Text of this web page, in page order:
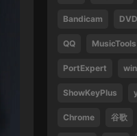
SPad • 2025-04-
1
來源： 周傑倫 最偉大
13829047375 •
好
Bandicam
QQ MusicTools
PortExpert
ShowKeyPlus
Chrome 谷歌